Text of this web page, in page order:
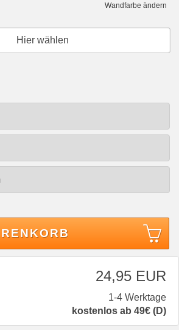
Wandfarbe ändern
Hier wählen
24,95 EUR
1-4 Werktage
kostenlos ab 49€ (D)